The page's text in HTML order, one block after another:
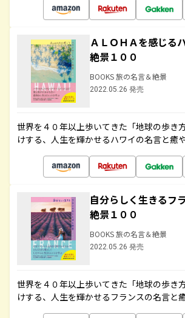
ＡＬＯＨＡを感じる
絶景１００
BOOKS 旅の名言＆絶景
2022.05.26 発売
世界を４０年以上歩いてきた「地球の歩き
けする、人生を輝かせるハワイの名言と癒
自分らしく生きるフ
絶景１００
BOOKS 旅の名言＆絶景
2022.05.26 発売
世界を４０年以上歩いてきた「地球の歩き
けする、人生を輝かせるフランスの名言と